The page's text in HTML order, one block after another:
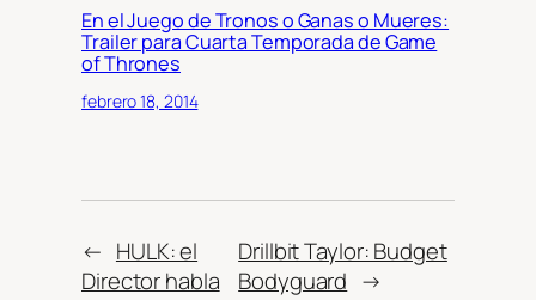
En el Juego de Tronos o Ganas o Mueres:
Trailer para Cuarta Temporada de Game
of Thrones
febrero 18, 2014
← HULK: el
Director habla
Drillbit Taylor: Budget
Bodyguard →